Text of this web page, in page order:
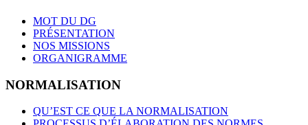
MOT DU DG
PRÉSENTATION
NOS MISSIONS
ORGANIGRAMME
NORMALISATION
QU’EST CE QUE LA NORMALISATION